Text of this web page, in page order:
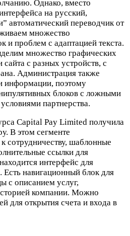
Однако, вместо
на русский,
автоматический переводчик от
множество
и проблем с адаптацией текста.
множество графических
с разных устройств, с
Администрация также
информации, поэтому
блоков с ложными
партнерства.
Capital Pay Limited получила
В этом сегменте
сотрудничеству, шаблонные
ссылки для
интерфейс для
Есть навигационный блок для
с описанием услуг,
компании. Можно
для открытия счета и входа в